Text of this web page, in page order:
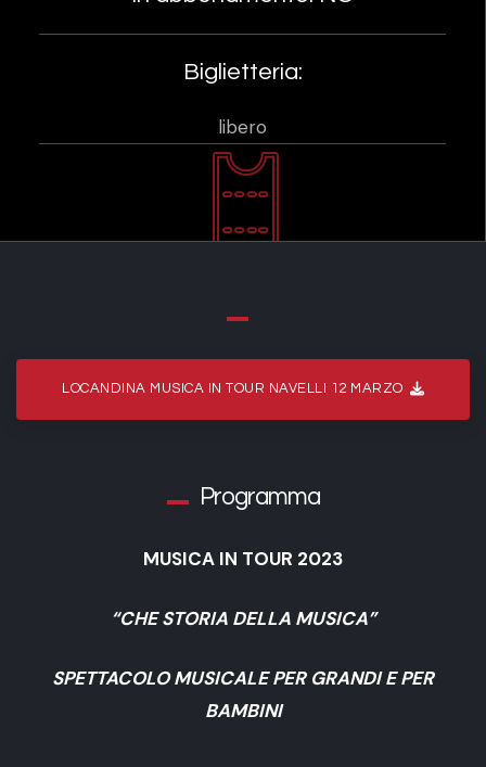
Biglietteria:
libero
LOCANDINA MUSICA IN TOUR NAVELLI 12 MARZO
Programma
MUSICA IN TOUR 2023
“CHE STORIA DELLA MUSICA”
SPETTACOLO MUSICALE PER GRANDI E PER
BAMBINI